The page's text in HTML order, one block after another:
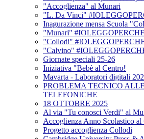
"Accoglienza" al Munari
"L. Da Vinci"
Inagurazione mensa Scuola
"Munari"
"Collodi"
"Calvino"
Giornate speciali 25-26
Iniziativa "Bebè al Centro!
Mavarta - Laboratori digitali
PROBLEMA TECNICO
TELEFONICHE
18 OTTOBRE 2025
Al via "Tu conosci Verdi" al
Accoglienza Anno Scolastico
Progetto accoglienza Collodi